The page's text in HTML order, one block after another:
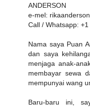
ANDERSON
e-mel:
Call / Whatsapp:
Nama saya Puan
dan saya
menjaga anak-
membayar sewa
mempunyai wang
Baru-baru ini,